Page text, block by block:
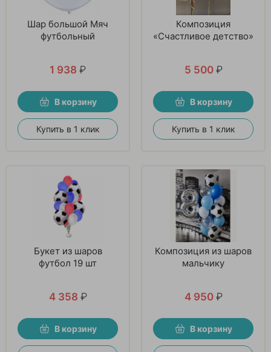
Шар большой Мяч
футбольный
1 938 ₽
В корзину
Купить в 1 клик
Композиция
«Счастливое детство»
5 500 ₽
В корзину
Купить в 1 клик
Букет из шаров
футбол 19 шт
4 358 ₽
В корзину
Композиция из шаров
мальчику
4 950 ₽
В корзину